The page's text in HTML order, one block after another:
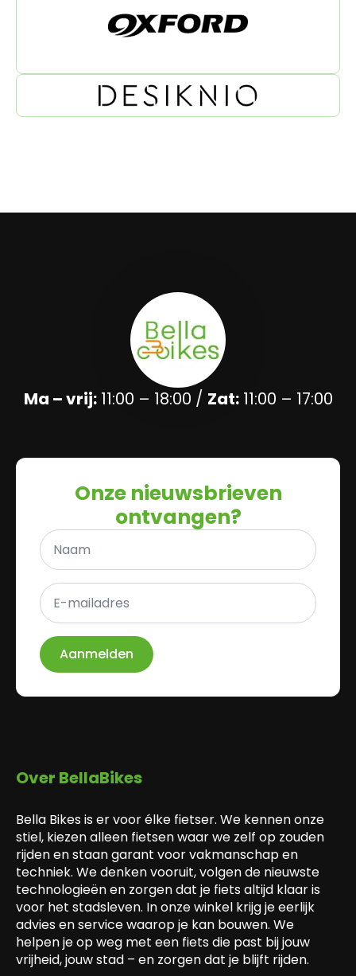
Ma – vrij:11:00 – 18:00 / Zat:11:00 – 17:00
Onze nieuwsbrieven
ontvangen?
Naam
E-
mailadres
*
Aanmelden
Over BellaBikes
Bella Bikes is er voor élke fietser. We kennen onze
stiel, kiezen alleen fietsen waar we zelf op zouden
rijden en staan garant voor vakmanschap en
techniek. We denken vooruit, volgen de nieuwste
technologieën en zorgen dat je fiets altijd klaar is
voor het stadsleven. In onze winkel krijg je eerlijk
advies en service waarop je kan bouwen. We
helpen je op weg met een fiets die past bij jouw
vrijheid, jouw stad – en zorgen dat je blijft rijden.